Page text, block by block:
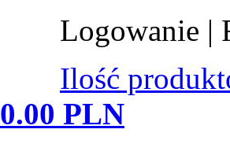
Logowanie |
Ilość
0.00 PLN